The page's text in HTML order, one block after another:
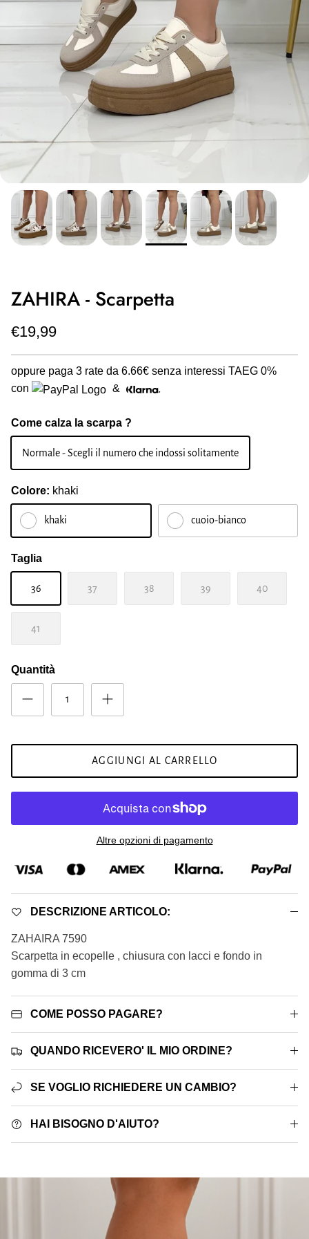
ZAHIRA - Scarpetta
€19,99
oppure paga 3 rate da 6.66€ senza interessi TAEG 0%
con
&
Come calza la scarpa ?
Normale - Scegli il numero che indossi solitamente
Colore: khaki
khaki cuoio-bianco
Taglia
36 37 38 39 40
41
Quantità
AGGIUNGI AL CARRELLO
Altre opzioni di pagamento
DESCRIZIONE ARTICOLO:
ZAHAIRA 7590
Scarpetta in ecopelle , chiusura con lacci e fondo in
gomma di 3 cm
COME POSSO PAGARE?
QUANDO RICEVERO' IL MIO ORDINE?
SE VOGLIO RICHIEDERE UN CAMBIO?
HAI BISOGNO D'AIUTO?